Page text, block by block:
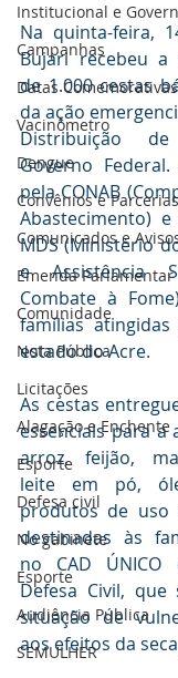
Institucional e
Campanhas
Datas Comemorativas
Vacinômetro
Dengue
Convênios e Parcerias
Comunicados e
Emenda Parlamentar
Comunidade
Nota Pública
Licitações
Alagação e Enchente
Esporte
Defesa civil
No gabinete
Esporte
Audiência Pública
SEMULHER
Na quinta-feira,
Bujari recebeu a
de 1.000 cestas
da ação
Distribuição
Governo
pela CONAB
Abastecimento)
MDS (Ministério
e Assistência
Combate à
famílias
estado do Acre.
As cestas
essenciais para a
arroz, feijão,
leite em pó,
produtos de uso
destinadas às
no CAD ÚNICO
Defesa Civil,
situação de
aos efeitos da